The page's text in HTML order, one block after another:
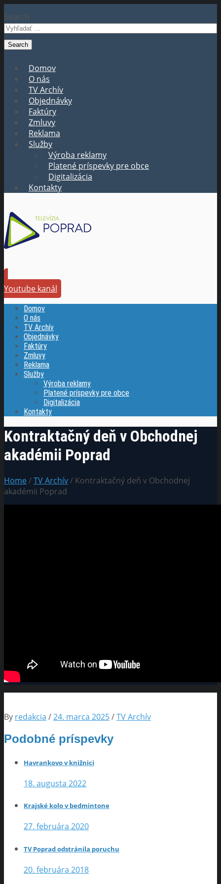
Search
Domov
O nás
TV Archív
Objednávky
Faktúry
Zmluvy
Reklama
Služby
Výroba reklamy
Platené príspevky pre obce
Digitalizácia
Kontakty
Youtube kanál
Domov
O nás
TV Archív
Objednávky
Faktúry
Zmluvy
Reklama
Služby
Výroba reklamy
Platené príspevky pre obce
Digitalizácia
Kontakty
Kontraktačný deň v Obchodnej
akadémii Poprad
Home/TV Archív/ Kontraktačný deň v Obchodnej
akadémii Poprad
By redakcia /24. marca 2025/TV Archív
Podobné príspevky
Havrankovo v knižnici
18. augusta 2022
Krajské kolo v bedmintone
27. februára 2020
TV Poprad odstránila poruchu
20. februára 2018